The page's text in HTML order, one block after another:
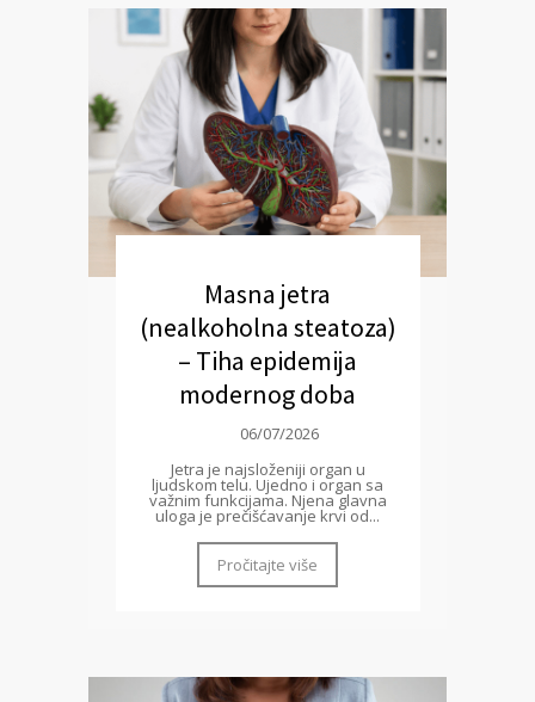
Masna jetra
(nealkoholna steatoza)
– Tiha epidemija
modernog doba
06/07/2026
Jetra je najsloženiji organ u
ljudskom telu. Ujedno i organ sa
važnim funkcijama. Njena glavna
uloga je prečišćavanje krvi od...
Pročitajte više